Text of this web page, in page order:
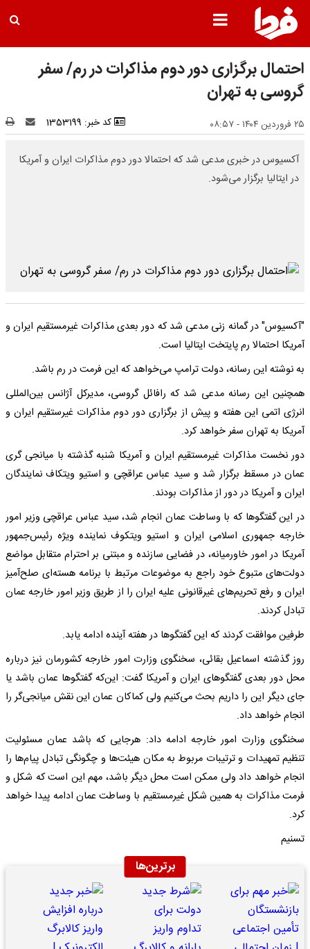
احتمال برگزاری دور دوم مذاکرات در رم/ سفر
گروسی به تهران
۲۵ فروردین ۱۴۰۴ - ۰۸:۵۷ کد خبر: 1353199
آکسیوس در خبری مدعی شد که احتمالا دور دوم مذاکرات ایران و آمریکا
در ایتالیا برگزار می‌شود.
"آکسیوس" در گمانه زنی‌ مدعی شد که دور بعدی مذاکرات غیرمستقیم ایران و
آمریکا احتمالا رم پایتخت ایتالیا است.
به نوشته این رسانه، دولت ترامپ می‌خواهد که این فرمت در رم باشد.
همچنین این رسانه مدعی شد که رافائل گروسی، مدیرکل آژانس بین‌المللی
انرژی اتمی این هفته و پیش از برگزاری دور دوم مذاکرات غیرستقیم ایران و
آمریکا به تهران سفر خواهد کرد.
دور نخست مذاکرات غیرمستقیم ایران و آمریکا شنبه گذشته با میانجی گری
عمان در مسقط برگزار شد و سید عباس عراقچی و استیو ویتکاف نمایندگان
ایران و آمریکا در دور از مذاکرات بودند.
در این‌ گفتگوها که با وساطت عمان انجام شد، سید عباس عراقچی وزیر امور
خارجه جمهوری اسلامی ایران و استیو ویتکوف نماینده ویژه رئیس‌جمهور
آمریکا در امور خاورمیانه، در فضایی سازنده و مبتنی بر احترام متقابل مواضع
دولت‌های متبوع خود راجع به موضوعات مرتبط با برنامه هسته‌ای صلح‌‌آمیز
ایران و رفع تحریم‌های غیرقانونی علیه ایران را از طریق وزیر امور خارجه عمان
تبادل کردند.
طرفین موافقت کردند که این گفتگوها در هفته آینده ادامه یابد.
روز گذشته اسماعیل بقائی، سخنگوی وزارت امور خارجه کشورمان نیز درباره
محل دور بعدی گفتگوهای ایران و آمریکا گفت: این‌که گفتگوها عمان باشد یا
جای دیگر این را داریم بحث می‌کنیم ولی کماکان عمان این نقش میانجی‌گر را
انجام خواهد داد.
سخنگوی وزارت امور خارجه ادامه داد: هرجایی که باشد عمان مسئولیت
تنظیم تمهیدات و ترتیبات مربوط به مکان هیئت‌ها و چگونگی تبادل پیام‌ها را
انجام خواهد داد ولی ممکن است محل دیگر باشد، مهم این است که شکل و
فرمت مذاکرات به همین شکل غیرمستقیم با وساطت عمان ادامه پیدا خواهد
کرد.
تسنیم
برترین‌ها